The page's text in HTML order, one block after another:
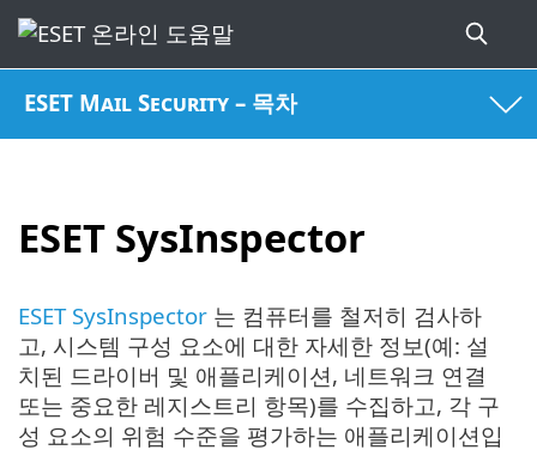
ESET Mail Security – 목차
ESET SysInspector
ESET SysInspector 는 컴퓨터를 철저히 검사하
고, 시스템 구성 요소에 대한 자세한 정보(예: 설
치된 드라이버 및 애플리케이션, 네트워크 연결
또는 중요한 레지스트리 항목)를 수집하고, 각 구
성 요소의 위험 수준을 평가하는 애플리케이션입